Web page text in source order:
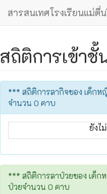
สารสนเทศโรงเรียนแม่ตื่
สถิติการเข้าชั้
*** สถิติการลากิจของ เด็กห
จำนวน 0 คาบ
ยังไ
*** สถิติการลาป่วยของ เด็ก
ป่วยจำนวน 0 คาบ